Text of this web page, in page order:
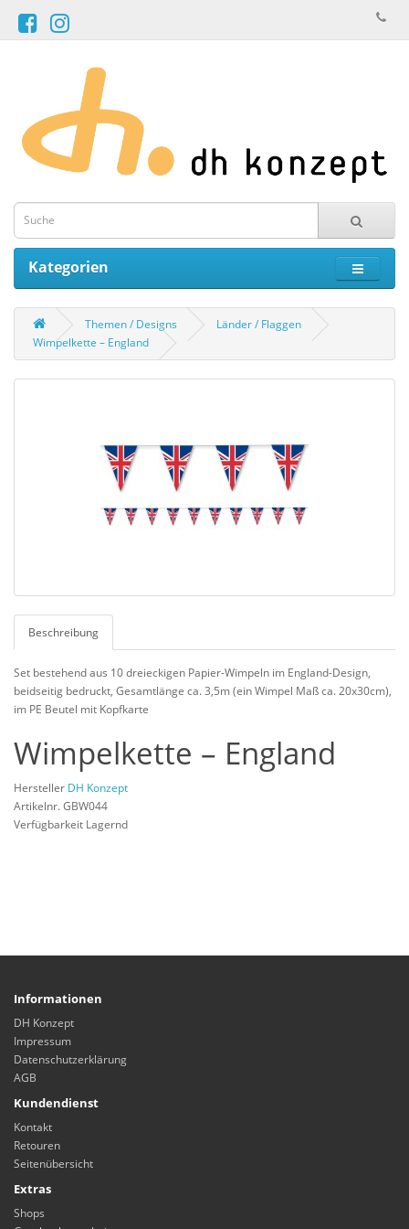
Kategorien
Themen / Designs
Länder / Flaggen
Wimpelkette – England
Beschreibung
Set bestehend aus 10 dreieckigen Papier-Wimpeln im England-Design,
beidseitig bedruckt, Gesamtlänge ca. 3,5m (ein Wimpel Maß ca. 20x30cm),
im PE Beutel mit Kopfkarte
Wimpelkette – England
Hersteller DH Konzept
Artikelnr. GBW044
Verfügbarkeit Lagernd
Informationen
DH Konzept
Impressum
Datenschutzerklärung
AGB
Kundendienst
Kontakt
Retouren
Seitenübersicht
Extras
Shops